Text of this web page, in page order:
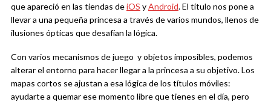
que apareció en las tiendas deiOS yAndroid. El título nos pone a
llevar a una pequeña princesa a través de varios mundos, llenos de
ilusiones ópticas que desafían la lógica.
Con varios mecanismos de juego y objetos imposibles, podemos
alterar el entorno para hacer llegar a la princesa a su objetivo. Los
mapas cortos se ajustan a esa lógica de los títulos móviles:
ayudarte a quemar ese momento libre que tienes en el día, pero